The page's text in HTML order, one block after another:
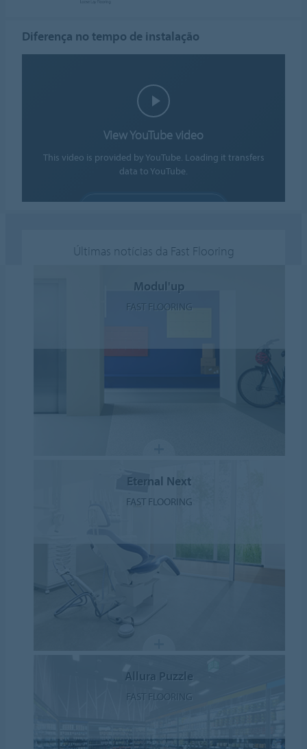
Diferença no tempo de instalação
View YouTube video
This video is provided by YouTube. Loading it transfers
data to YouTube.
Últimas notícias da Fast Flooring
Modul'up
FAST FLOORING
Eternal Next
FAST FLOORING
Allura Puzzle
FAST FLOORING